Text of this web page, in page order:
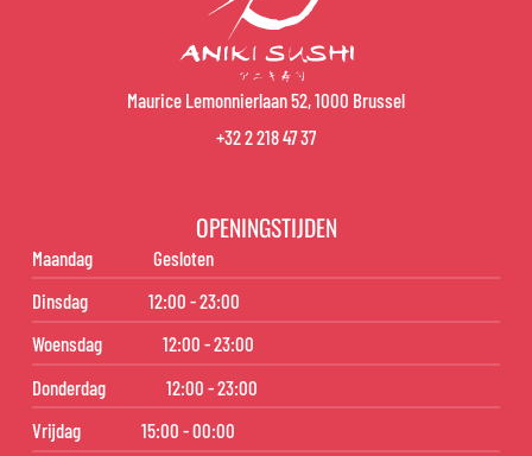
Maurice Lemonnierlaan 52, 1000 Brussel
+32 2 218 47 37
OPENINGSTIJDEN
Maandag
Gesloten
Dinsdag
12:00 - 23:00
Woensdag
12:00 - 23:00
Donderdag
12:00 - 23:00
Vrijdag
15:00 - 00:00